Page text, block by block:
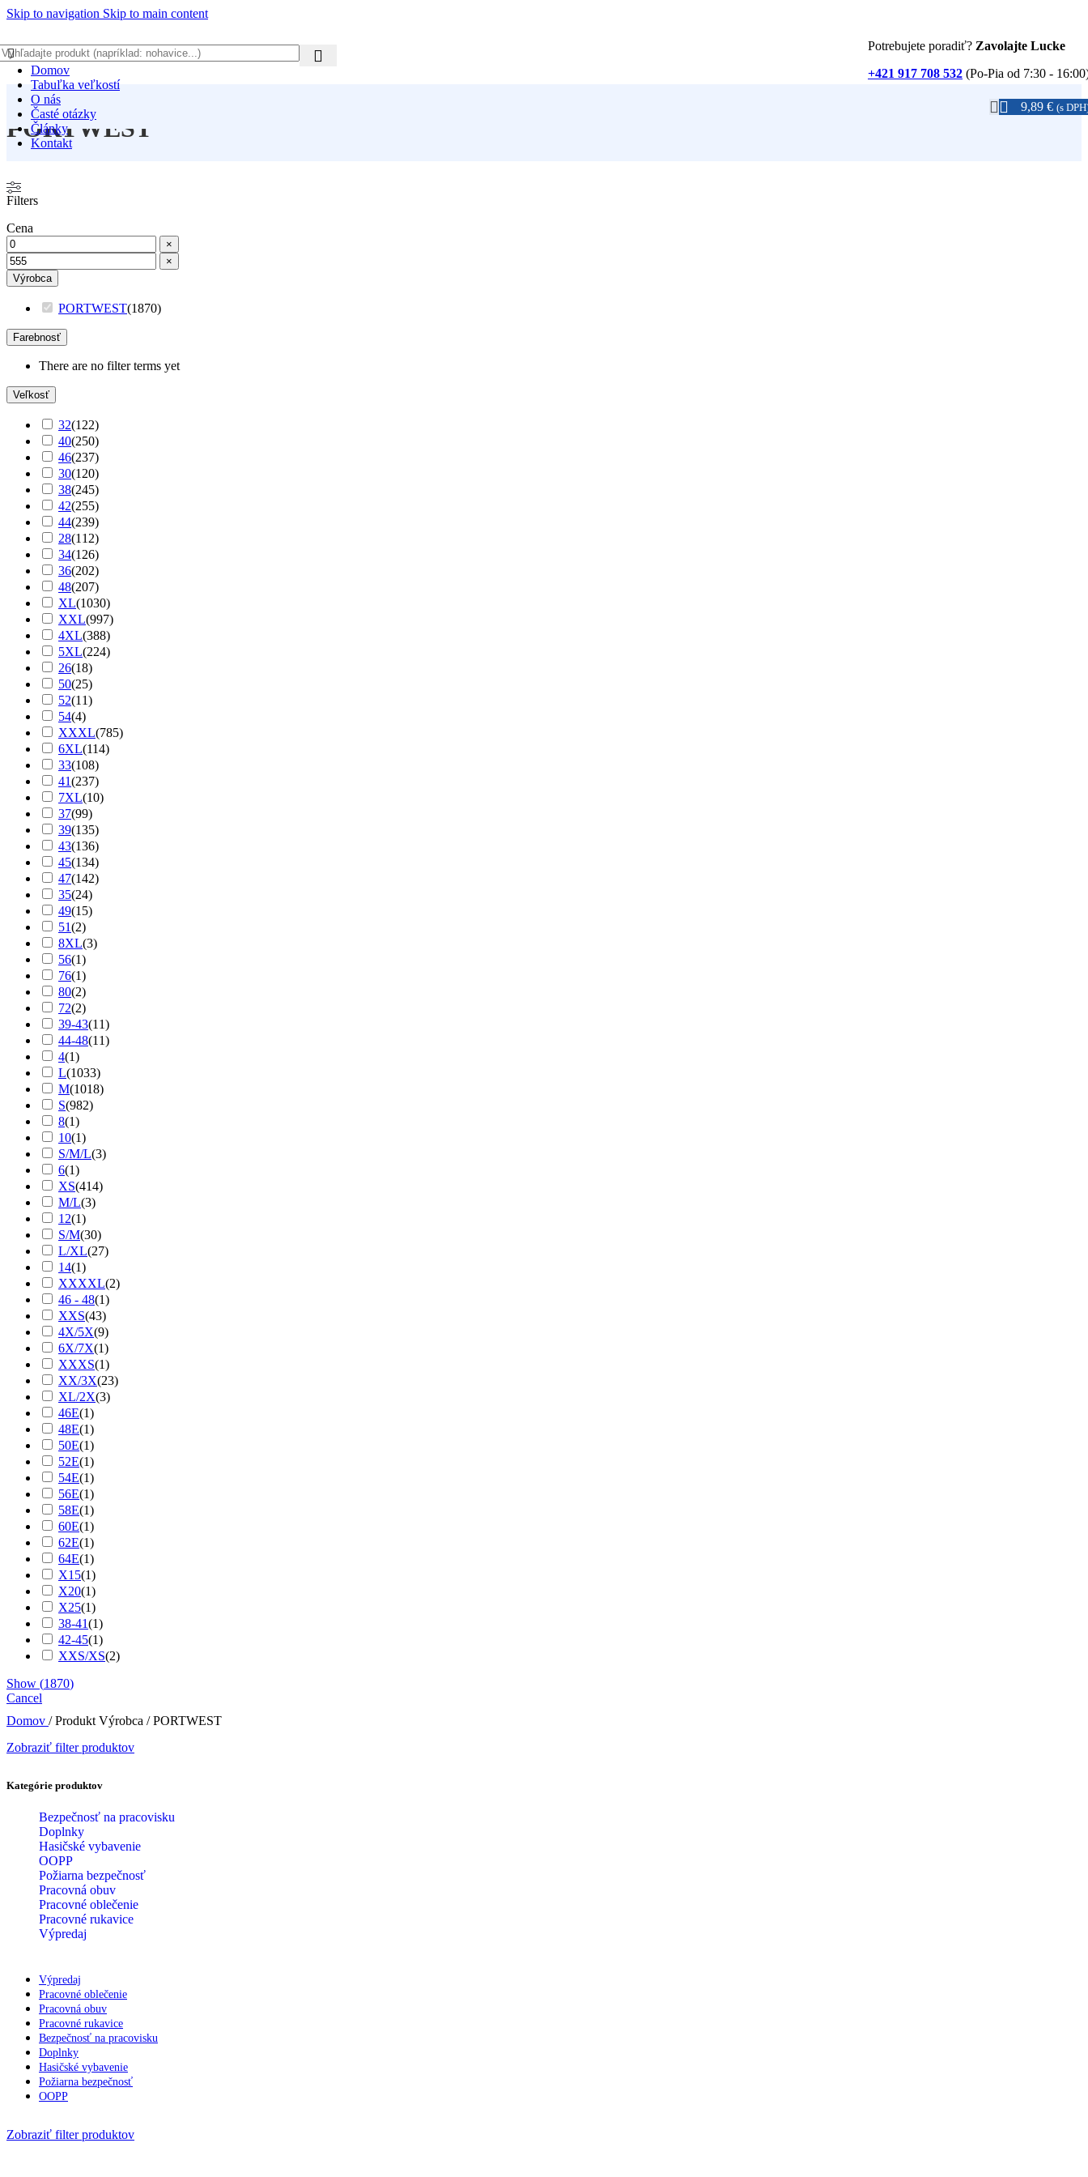
Skip to navigation Skip to main content
Potrebujete poradiť? Zavolajte Lucke
+421 917 708 532 (Po-Pia od 7:30 -
Domov
Tabuľka veľkostí
O nás
Časté otázky
Články
Kontakt
9,89 € (s
PORTWEST
Filters
Cena
×
×
Výrobca
PORTWEST(1870)
Farebnosť
There are no filter terms yet
Veľkosť
32(122)
40(250)
46(237)
30(120)
38(245)
42(255)
44(239)
28(112)
34(126)
36(202)
48(207)
XL(1030)
XXL(997)
4XL(388)
5XL(224)
26(18)
50(25)
52(11)
54(4)
XXXL(785)
6XL(114)
33(108)
41(237)
7XL(10)
37(99)
39(135)
43(136)
45(134)
47(142)
35(24)
49(15)
51(2)
8XL(3)
56(1)
76(1)
80(2)
72(2)
39-43(11)
44-48(11)
4(1)
L(1033)
M(1018)
S(982)
8(1)
10(1)
S/M/L(3)
6(1)
XS(414)
M/L(3)
12(1)
S/M(30)
L/XL(27)
14(1)
XXXXL(2)
46 - 48(1)
XXS(43)
4X/5X(9)
6X/7X(1)
XXXS(1)
XX/3X(23)
XL/2X(3)
46E(1)
48E(1)
50E(1)
52E(1)
54E(1)
56E(1)
58E(1)
60E(1)
62E(1)
64E(1)
X15(1)
X20(1)
X25(1)
38-41(1)
42-45(1)
XXS/XS(2)
Show (1870)
Cancel
Domov / Produkt Výrobca / PORTWEST
Zobraziť filter produktov
Kategórie produktov
Bezpečnosť na pracovisku
Doplnky
Hasičské vybavenie
OOPP
Požiarna bezpečnosť
Pracovná obuv
Pracovné oblečenie
Pracovné rukavice
Výpredaj
Výpredaj
Pracovné oblečenie
Pracovná obuv
Pracovné rukavice
Bezpečnosť na pracovisku
Doplnky
Hasičské vybavenie
Požiarna bezpečnosť
OOPP
Zobraziť filter produktov